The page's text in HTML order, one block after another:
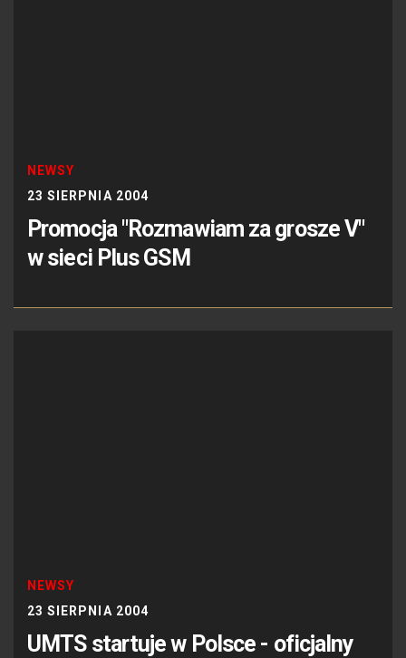
NEWSY
23 SIERPNIA 2004
Promocja "Rozmawiam za grosze V"
w sieci Plus GSM
NEWSY
23 SIERPNIA 2004
UMTS startuje w Polsce - oficjalny